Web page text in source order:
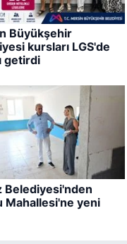
Büyükşehir
kursları LGS'de
getirdi
Belediyesi'nden
Mahallesi'ne yeni